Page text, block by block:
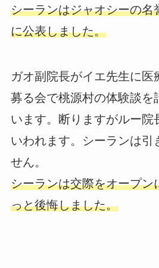
シーランはジャオシーの名
に公表しました。
ガオ副院長がイエ先生に医
募る会で桃源村の体験談を
います。断りますがルー院
いわれます。シーランは引
せん。
シーランは交際をオープン
っと後悔しました。